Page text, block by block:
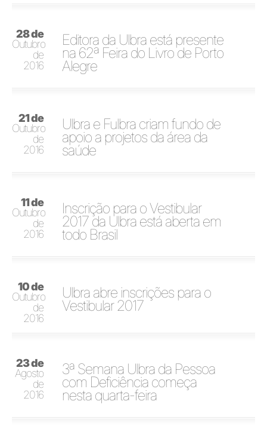
28 de
Outubro
de
2016
Editora da Ulbra está presente
na 62ª Feira do Livro de Porto
Alegre
21 de
Outubro
de
2016
Ulbra e Fulbra criam fundo de
apoio a projetos da área da
saúde
11 de
Outubro
de
2016
Inscrição para o Vestibular
2017 da Ulbra está aberta em
todo Brasil
10 de
Outubro
de
2016
Ulbra abre inscrições para o
Vestibular 2017
23 de
Agosto
de
2016
3ª Semana Ulbra da Pessoa
com Deficiência começa
nesta quarta-feira